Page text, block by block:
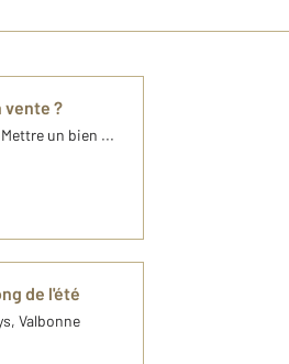
vente ?
un bien ...
de l'été
Valbonne